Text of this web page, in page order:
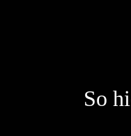
So